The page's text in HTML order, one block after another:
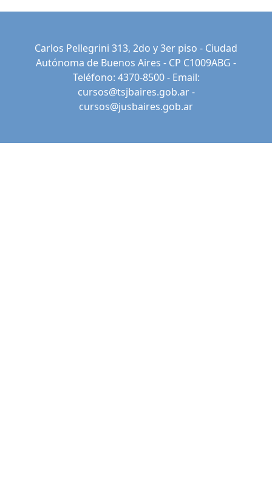
Carlos Pellegrini 313, 2do y 3er piso - Ciudad
Autónoma de Buenos Aires - CP C1009ABG -
Teléfono: 4370-8500 - Email:
cursos@tsjbaires.gob.ar-
cursos@jusbaires.gob.ar